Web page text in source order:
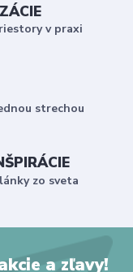
v praxi
strechou
zo sveta
a zľavy!